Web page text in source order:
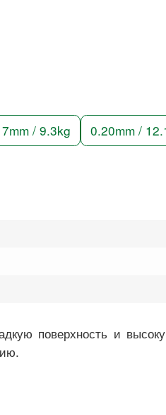
/ 9.3kg 0.20mm /
поверхность и